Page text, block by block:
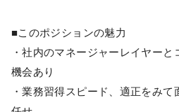
■このポジションの魅力
・社内のマネージャーレイヤー
機会あり
・業務習得スピード、適正をみ